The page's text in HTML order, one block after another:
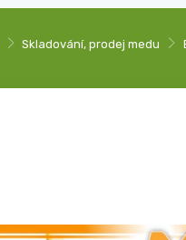
Skladování, prodej medu